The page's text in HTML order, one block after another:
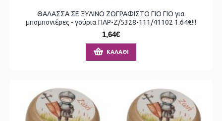
ΘΑΛΑΣΣΑ ΣΕ ΞΥΛΙΝΟ ΖΩΓΡΑΦΙΣΤΟ ΓΙΟ ΓΙΟ για
μπομπονιέρες - γούρια ΠΑΡ-Ζ/5328-111/41102 1.64€!!!
1,64€
ΚΑΛΆΘΙ